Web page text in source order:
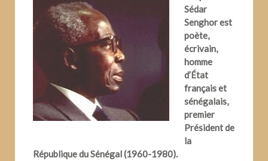
Sédar
Senghor est
poète,
écrivain,
homme
d’État
français et
sénégalais,
premier
Président de
la
République du Sénégal (1960-1980).